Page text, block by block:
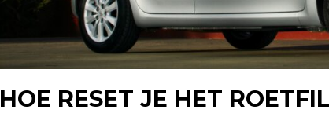
HOE RESET JE HET